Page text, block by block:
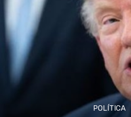
POLÍTICA